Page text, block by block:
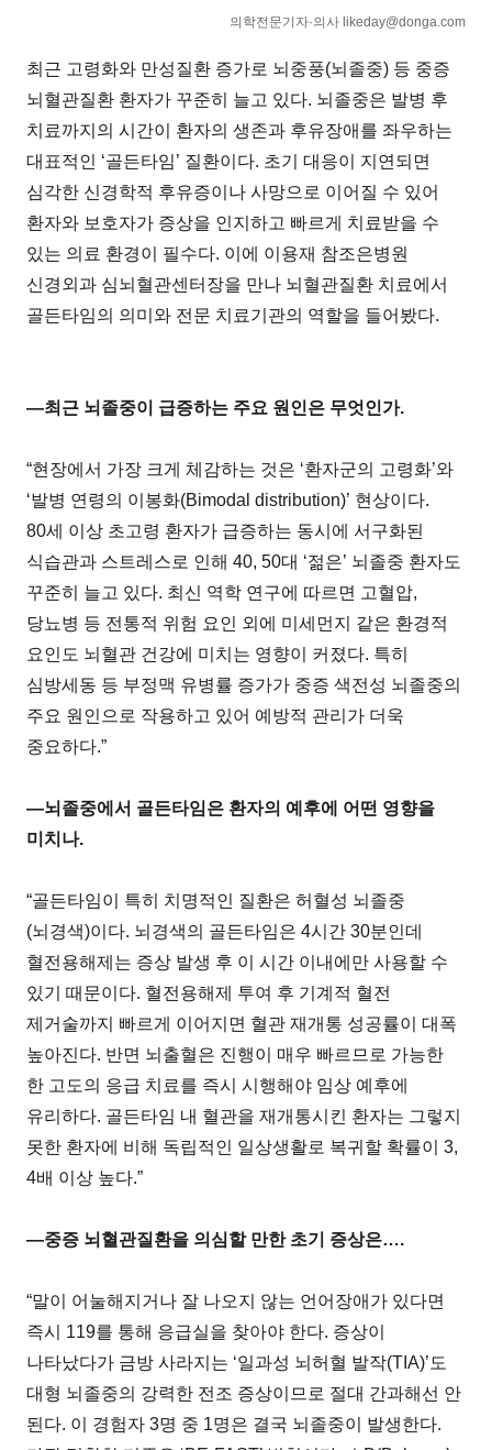
의학전문기자·의사 likeday@donga.com
최근 고령화와 만성질환 증가로 뇌중풍(뇌졸중) 등 중증
뇌혈관질환 환자가 꾸준히 늘고 있다. 뇌졸중은 발병 후
치료까지의 시간이 환자의 생존과 후유장애를 좌우하는
대표적인 ‘골든타임’ 질환이다. 초기 대응이 지연되면
심각한 신경학적 후유증이나 사망으로 이어질 수 있어
환자와 보호자가 증상을 인지하고 빠르게 치료받을 수
있는 의료 환경이 필수다. 이에 이용재 참조은병원
신경외과 심뇌혈관센터장을 만나 뇌혈관질환 치료에서
골든타임의 의미와 전문 치료기관의 역할을 들어봤다.
―최근 뇌졸중이 급증하는 주요 원인은 무엇인가.
“현장에서 가장 크게 체감하는 것은 ‘환자군의 고령화’와
‘발병 연령의 이봉화(Bimodal distribution)’ 현상이다.
80세 이상 초고령 환자가 급증하는 동시에 서구화된
식습관과 스트레스로 인해 40, 50대 ‘젊은’ 뇌졸중 환자도
꾸준히 늘고 있다. 최신 역학 연구에 따르면 고혈압,
당뇨병 등 전통적 위험 요인 외에 미세먼지 같은 환경적
요인도 뇌혈관 건강에 미치는 영향이 커졌다. 특히
심방세동 등 부정맥 유병률 증가가 중증 색전성 뇌졸중의
주요 원인으로 작용하고 있어 예방적 관리가 더욱
중요하다.”
―뇌졸중에서 골든타임은 환자의 예후에 어떤 영향을
미치나.
“골든타임이 특히 치명적인 질환은 허혈성 뇌졸중
(뇌경색)이다. 뇌경색의 골든타임은 4시간 30분인데
혈전용해제는 증상 발생 후 이 시간 이내에만 사용할 수
있기 때문이다. 혈전용해제 투여 후 기계적 혈전
제거술까지 빠르게 이어지면 혈관 재개통 성공률이 대폭
높아진다. 반면 뇌출혈은 진행이 매우 빠르므로 가능한
한 고도의 응급 치료를 즉시 시행해야 임상 예후에
유리하다. 골든타임 내 혈관을 재개통시킨 환자는 그렇지
못한 환자에 비해 독립적인 일상생활로 복귀할 확률이 3,
4배 이상 높다.”
―중증 뇌혈관질환을 의심할 만한 초기 증상은….
“말이 어눌해지거나 잘 나오지 않는 언어장애가 있다면
즉시 119를 통해 응급실을 찾아야 한다. 증상이
나타났다가 금방 사라지는 ‘일과성 뇌허혈 발작(TIA)’도
대형 뇌졸중의 강력한 전조 증상이므로 절대 간과해선 안
된다. 이 경험자 3명 중 1명은 결국 뇌졸중이 발생한다.